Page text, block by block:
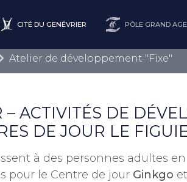
CITÉ DU GENÉVRIER PÔLE GRAND AGE
Atelier de développement "Fixe"
– ACTIVITÉS DE
DE JOUR LE
à des personnes adultes
pour le Centre de jour Ginkgo